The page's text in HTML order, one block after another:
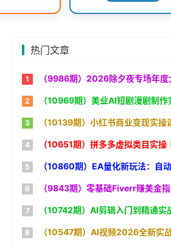
热门文章
（9986期）2026除夕夜专场年度大课，全程10小时直播+PPT+26年行业预测，是电商人不
（10969期）美业AI短剧漫剧制作实战课：生图技巧+对话生成+视频合成，赋能
（10139期）小红书商业变现实操课：从账号定位到爆款笔记，从选品开店到IP打造，一套课
（10651期）拼多多虚拟类目实操｜矩阵化运营，长期稳定，新手
（10860期）EA量化新玩法：自动执行+规则交易，小白也能轻松入门，长期稳
（9843期）零基础Fiverr赚美金指南，涵盖资料设置、定价策略、销售技巧
（10742期）AI剪辑入门到精通实战：千问音视频转写+AI筛选文案+剪映精剪，一套SOP让你
（10547期）AI视频2026全新实战大课：零基础学提示词+智能体+剪映，早教漫